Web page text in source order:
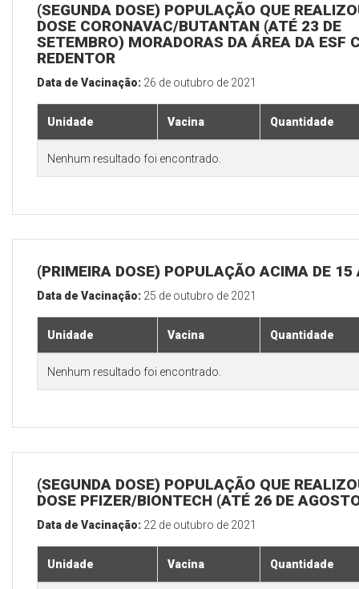
(SEGUNDA DOSE) POPULAÇÃO QUE
DOSE CORONAVAC/BUTANTAN (ATÉ 23 DE
SETEMBRO) MORADORAS DA ÁREA DA ESF
REDENTOR
Data de Vacinação: 26 de outubro de 2021
Unidade Vacina Quantidade
Nenhum resultado foi encontrado.
(PRIMEIRA DOSE) POPULAÇÃO ACIMA DE 15
Data de Vacinação: 25 de outubro de 2021
Unidade Vacina Quantidade
Nenhum resultado foi encontrado.
(SEGUNDA DOSE) POPULAÇÃO QUE
DOSE PFIZER/BIONTECH (ATÉ 26 DE
Data de Vacinação: 22 de outubro de 2021
Unidade Vacina Quantidade